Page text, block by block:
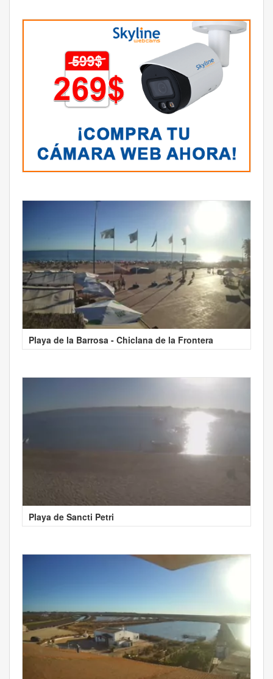
Playa de la Barrosa - Chiclana de la Frontera
Playa de Sancti Petri